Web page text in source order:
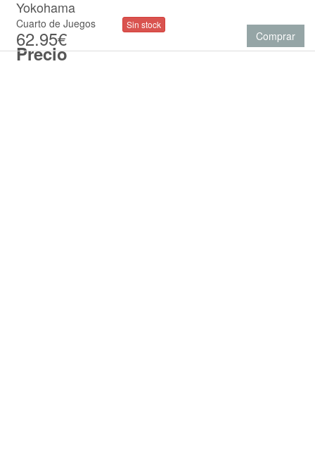
Precio
Yokohama
Cuarto de Juegos
62.95€
Sin stock
Comprar